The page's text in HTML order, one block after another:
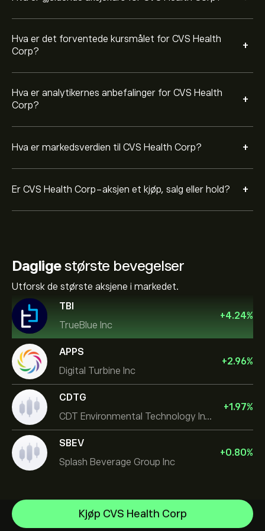
Hva er det forventede kursmålet for CVS Health
Corp?
+
Hva er analytikernes anbefalinger for CVS Health
Corp?
+
Hva er markedsverdien til CVS Health Corp? +
Er CVS Health Corp-aksjen et kjøp, salg eller hold? +
Dagligestørste bevegelser
Utforsk de største aksjene i markedet.
TBI
TrueBlue Inc
+4.24%
APPS
Digital Turbine Inc
+2.96%
CDTG
CDT Environmental Technology Investment Holdings L
+1.97%
SBEV
Splash Beverage Group Inc
+0.80%
Kjøp CVS Health Corp
NVIDIA Corporation
Amazon.com Inc